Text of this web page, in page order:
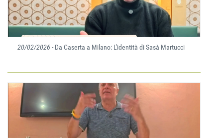
20/02/2026 - Da Caserta a Milano: L'identità di Sasà Martucci